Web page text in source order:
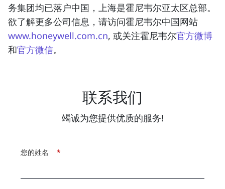
务集团均已落户中国，上海是霍尼韦尔亚太区总部。
欲了解更多公司信息，请访问霍尼韦尔中国网站
www.honeywell.com.cn, 或关注霍尼韦尔官方微博
和官方微信。
联系我们
竭诚为您提供优质的服务!
*
您的姓名